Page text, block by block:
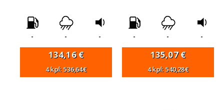
- - -
134,16€
4 kpl: 536,64€
- - -
135,07€
4 kpl: 540,28€